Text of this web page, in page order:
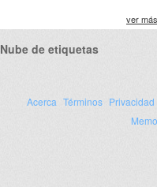
ver
Nube de etiquetas
Acerca Términos Privacidad